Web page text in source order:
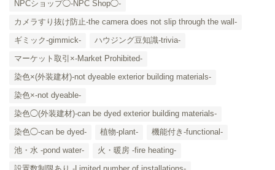
NPCショップ◯-NPC Shop◯-
カメラすり抜け防止-the camera does not slip through the wall-
ギミック-gimmick-
ハウジング豆知識-trivia-
マーケット取引×-Market Prohibited-
染色×(外装建材)-not dyeable exterior building materials-
染色×-not dyeable-
染色◯(外装建材)-can be dyed exterior building materials-
染色◯-can be dyed-
植物-plant-
機能付き-functional-
池・水 -pond water-
火・暖房 -fire heating-
Category List-
HOUSING COLLECTIONと